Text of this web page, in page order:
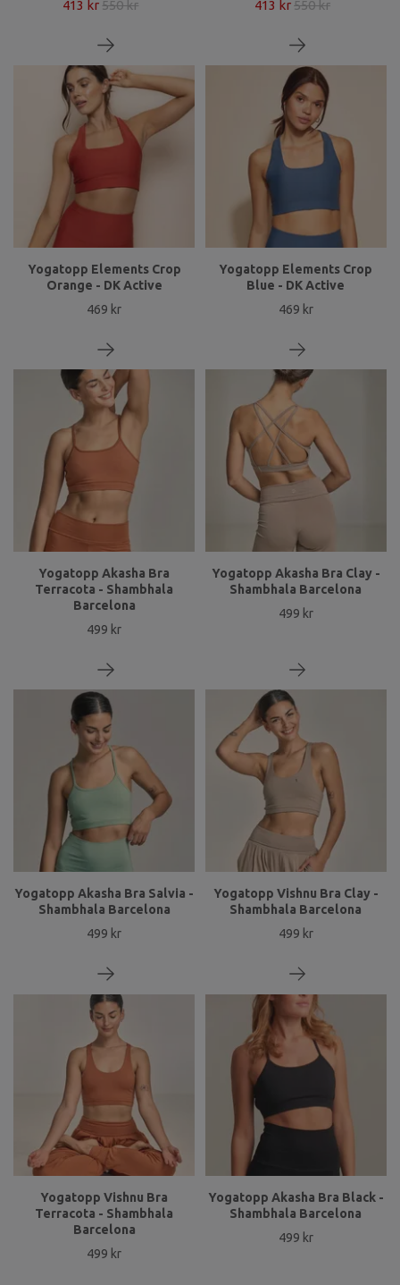
413 kr 550 kr 413 kr550 kr
Yogatopp Elements Crop
Orange - DK Active
469 kr
Yogatopp Elements Crop
Blue - DK Active
469 kr
Yogatopp Akasha Bra
Terracota - Shambhala
Barcelona
499 kr
Yogatopp Akasha Bra Clay -
Shambhala Barcelona
499 kr
Yogatopp Akasha Bra Salvia -
Shambhala Barcelona
499 kr
Yogatopp Vishnu Bra Clay -
Shambhala Barcelona
499 kr
Yogatopp Vishnu Bra
Terracota - Shambhala
Barcelona
499 kr
Yogatopp Akasha Bra Black -
Shambhala Barcelona
499 kr